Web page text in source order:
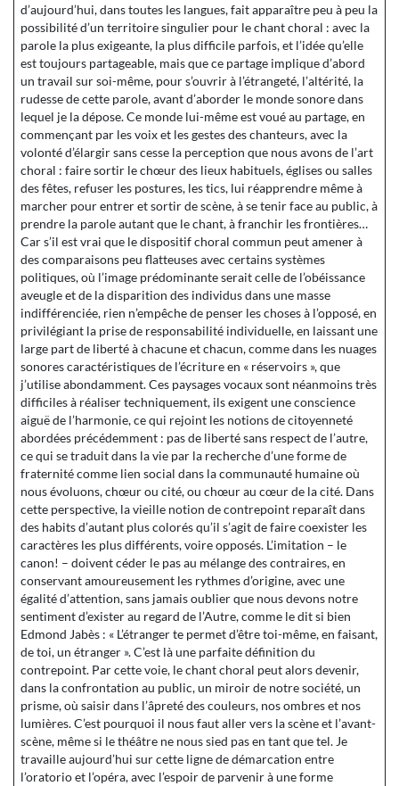
d’aujourd’hui, dans toutes les langues, fait apparaître peu à peu la
possibilité d’un territoire singulier pour le chant choral : avec la
parole la plus exigeante, la plus difficile parfois, et l’idée qu’elle
est toujours partageable, mais que ce partage implique d’abord
un travail sur soi-même, pour s’ouvrir à l’étrangeté, l’altérité, la
rudesse de cette parole, avant d’aborder le monde sonore dans
lequel je la dépose. Ce monde lui-même est voué au partage, en
commençant par les voix et les gestes des chanteurs, avec la
volonté d’élargir sans cesse la perception que nous avons de l’art
choral : faire sortir le chœur des lieux habituels, églises ou salles
des fêtes, refuser les postures, les tics, lui réapprendre même à
marcher pour entrer et sortir de scène, à se tenir face au public, à
prendre la parole autant que le chant, à franchir les frontières…
Car s’il est vrai que le dispositif choral commun peut amener à
des comparaisons peu flatteuses avec certains systèmes
politiques, où l’image prédominante serait celle de l’obéissance
aveugle et de la disparition des individus dans une masse
indifférenciée, rien n’empêche de penser les choses à l’opposé, en
privilégiant la prise de responsabilité individuelle, en laissant une
large part de liberté à chacune et chacun, comme dans les nuages
sonores caractéristiques de l’écriture en « réservoirs », que
j’utilise abondamment. Ces paysages vocaux sont néanmoins très
difficiles à réaliser techniquement, ils exigent une conscience
aiguë de l’harmonie, ce qui rejoint les notions de citoyenneté
abordées précédemment : pas de liberté sans respect de l’autre,
ce qui se traduit dans la vie par la recherche d’une forme de
fraternité comme lien social dans la communauté humaine où
nous évoluons, chœur ou cité, ou chœur au cœur de la cité. Dans
cette perspective, la vieille notion de contrepoint reparaît dans
des habits d’autant plus colorés qu’il s’agit de faire coexister les
caractères les plus différents, voire opposés. L’imitation – le
canon! – doivent céder le pas au mélange des contraires, en
conservant amoureusement les rythmes d’origine, avec une
égalité d’attention, sans jamais oublier que nous devons notre
sentiment d’exister au regard de l’Autre, comme le dit si bien
Edmond Jabès : « L’étranger te permet d’être toi-même, en faisant,
de toi, un étranger ». C’est là une parfaite définition du
contrepoint. Par cette voie, le chant choral peut alors devenir,
dans la confrontation au public, un miroir de notre société, un
prisme, où saisir dans l’âpreté des couleurs, nos ombres et nos
lumières. C’est pourquoi il nous faut aller vers la scène et l’avant-
scène, même si le théâtre ne nous sied pas en tant que tel. Je
travaille aujourd’hui sur cette ligne de démarcation entre
l’oratorio et l’opéra, avec l’espoir de parvenir à une forme